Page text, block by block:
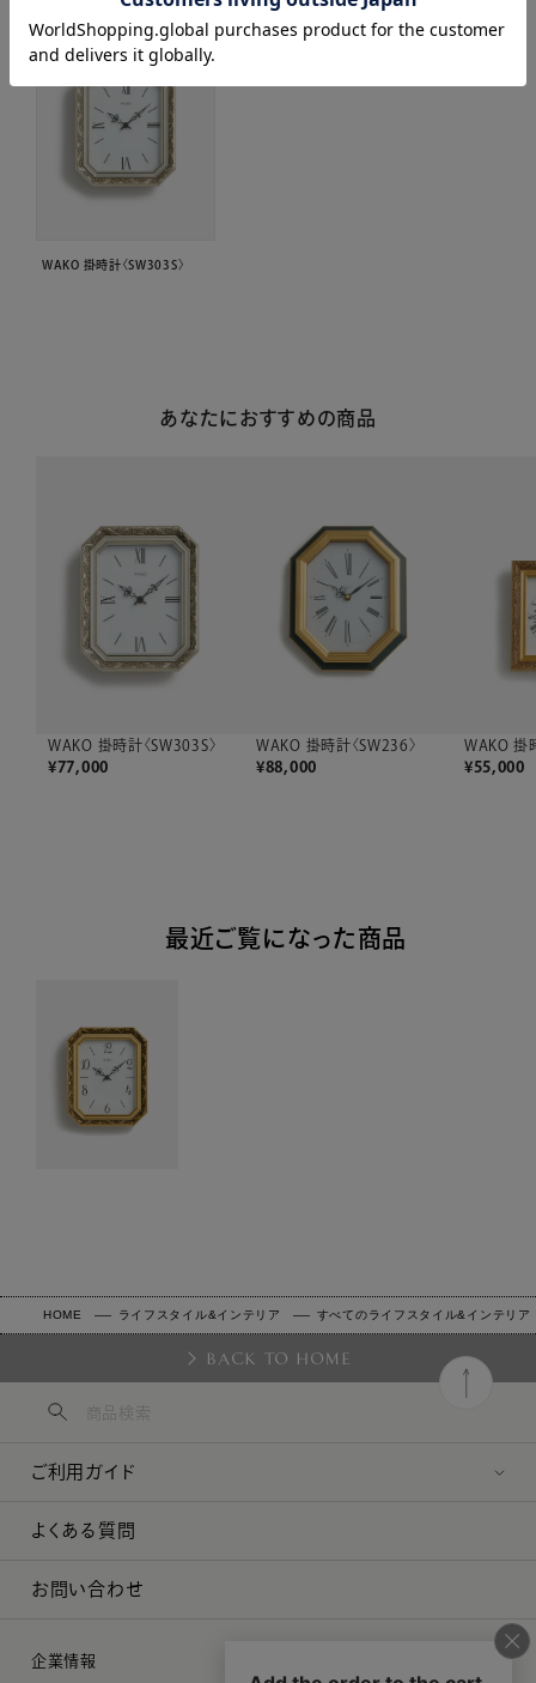
WAKO 掛時計〈SW303S〉
あなたにおすすめの商品
WAKO 掛時計〈SW303S〉
¥77,000
WAKO 掛時計〈SW236〉
¥88,000
WAKO 掛
¥55,000
最近ご覧になった商品
HOME ライフスタイル&インテリア すべてのライフスタイル&インテリア
BACK TO HOME
ご利用ガイド
よくある質問
お問い合わせ
企業情報